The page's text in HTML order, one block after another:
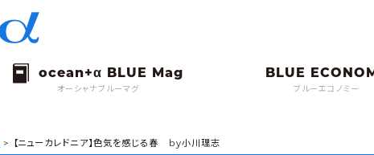
オーシャナブルーマグ ブルーエコノミー
> 【ニューカレドニア】色気を感じる春 by小川理志